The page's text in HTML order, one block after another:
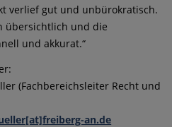
verlief gut und unbürokratisch.
übersichtlich und die
und akkurat.“
(Fachbereichsleiter Recht und
an.de